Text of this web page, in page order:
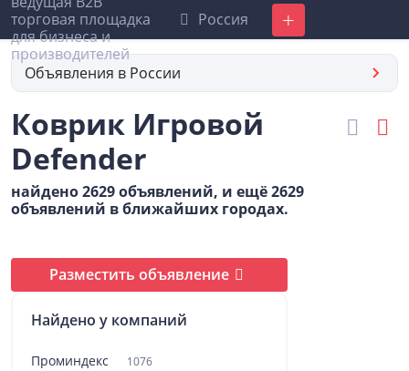
Россия Добавить
Объявления в России
Коврик Игровой
Defender
найдено 2629 объявлений, и ещё 2629
объявлений в ближайших городах.
Разместить объявление
Найдено у компаний
Проминдекс 1076